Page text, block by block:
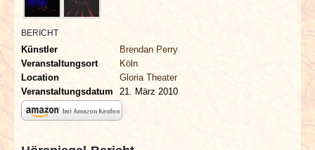
BERICHT
Künstler
Brendan Perry
Veranstaltungsort
Köln
Location
Gloria Theater
Veranstaltungsdatum
21. März 2010